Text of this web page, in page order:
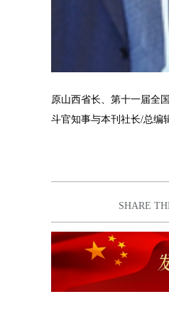
原山西省长、第十一届全
斗官知事与本刊社长/总编
SHARE